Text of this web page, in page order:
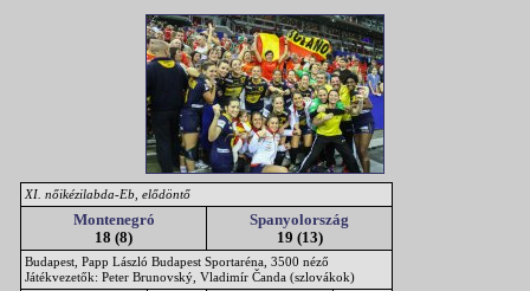
XI. nőikézilabda-Eb, elődöntő
Montenegró
18 (8)
Spanyolország
19 (13)
Budapest, Papp László Budapest Sportaréna, 3500 néző
Játékvezetők: Peter Brunovský, Vladimír Čanda (szlovákok)